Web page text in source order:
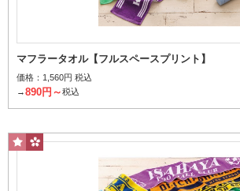
手や顔を拭くのに最適
マフラータオル【フルスペースプリント】
価格： 1,560円 税込
→890円～税込